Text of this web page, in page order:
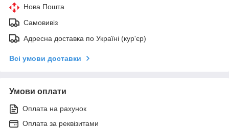
Нова Пошта
Самовивіз
Адресна доставка по Україні (кур'єр)
Всі умови доставки
Умови оплати
Оплата на рахунок
Оплата за реквізитами